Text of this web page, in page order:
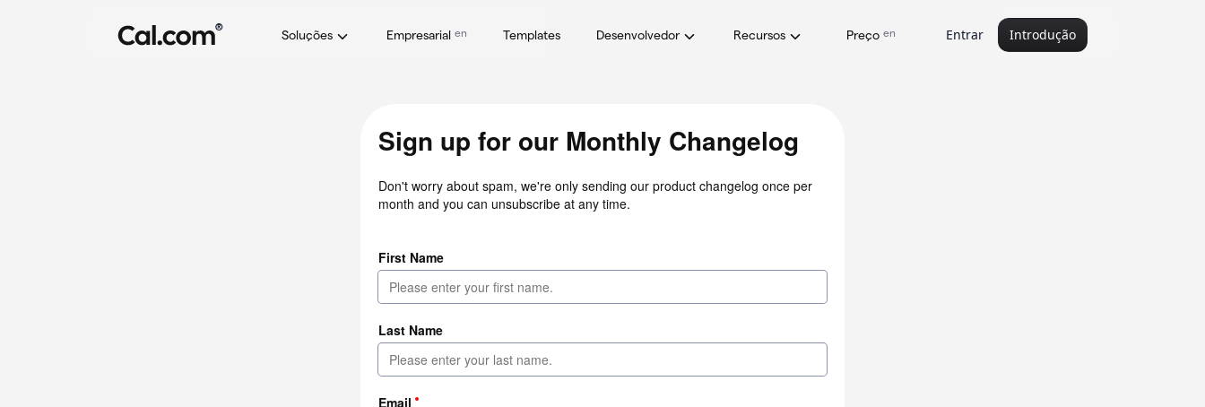
® Soluções Empresarial en Templates Desenvolvedor Recursos Preço en Entrar Introdução